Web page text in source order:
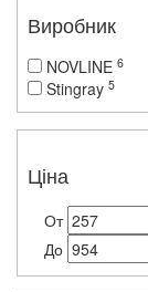
Виробник
NOVLINE 6
Stingray 5
Ціна
От
До